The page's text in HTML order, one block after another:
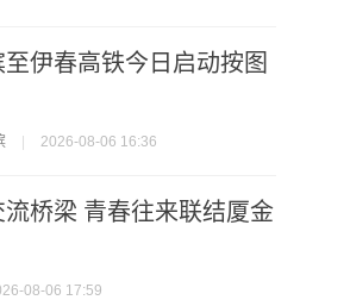
伊春高铁今日启动按图
2026-08-06 16:36
桥梁 青春往来联结厦金
08-06 17:59